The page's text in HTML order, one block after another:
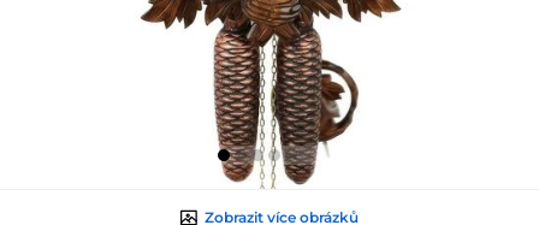
Zobrazit více obrázků